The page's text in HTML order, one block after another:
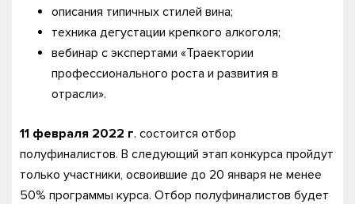
описания типичных стилей вина;
техника дегустации крепкого алкоголя;
вебинар с экспертами «Траектории
профессионального роста и развития в
отрасли».
11 февраля 2022 г. состоится отбор
полуфиналистов. В следующий этап конкурса пройдут
только участники, освоившие до 20 января не менее
50% программы курса. Отбор полуфиналистов будет